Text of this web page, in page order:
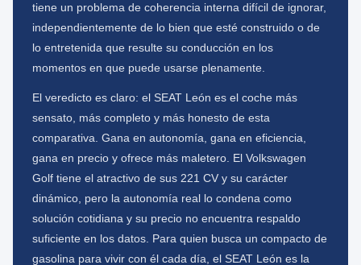
tiene un problema de coherencia interna difícil de ignorar,
independientemente de lo bien que esté construido o de
lo entretenida que resulte su conducción en los
momentos en que puede usarse plenamente.
El veredicto es claro: el SEAT León es el coche más
sensato, más completo y más honesto de esta
comparativa. Gana en autonomía, gana en eficiencia,
gana en precio y ofrece más maletero. El Volkswagen
Golf tiene el atractivo de sus 221 CV y su carácter
dinámico, pero la autonomía real lo condena como
solución cotidiana y su precio no encuentra respaldo
suficiente en los datos. Para quien busca un compacto de
gasolina para vivir con él cada día, el SEAT León es la